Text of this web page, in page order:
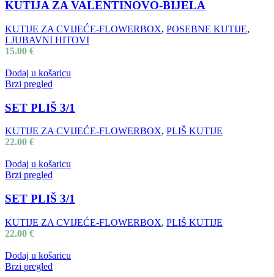
KUTIJA ZA VALENTINOVO-BIJELA
KUTIJE ZA CVIJEĆE-FLOWERBOX, POSEBNE KUTIJE,
LJUBAVNI HITOVI
15.00 €
Dodaj u košaricu
Brzi pregled
SET PLIŠ 3/1
KUTIJE ZA CVIJEĆE-FLOWERBOX, PLIŠ KUTIJE
22.00 €
Dodaj u košaricu
Brzi pregled
SET PLIŠ 3/1
KUTIJE ZA CVIJEĆE-FLOWERBOX, PLIŠ KUTIJE
22.00 €
Dodaj u košaricu
Brzi pregled